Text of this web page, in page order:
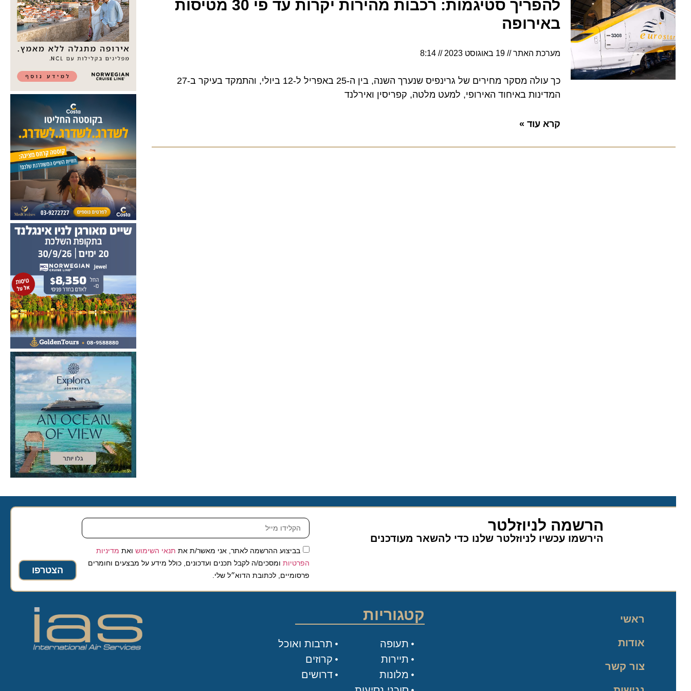
להפריך סטיגמות: רכבות מהירות יקרות עד פי 30 מטיסות
באירופה
מערכת האתר 19 באוגוסט 2023 8:14
כך עולה מסקר מחירים של גרינפיס שנערך השנה, בין ה-25 באפריל ל-12 ביולי, והתמקד בעיקר ב-27
המדינות באיחוד האירופי, למעט מלטה, קפריסין ואירלנד
קרא עוד »
הרשמה לניוזלטר
הירשמו עכשיו לניוזלטר שלנו כדי להשאר מעודכנים
בביצוע ההרשמה לאתר, אני מאשר/ת אתתנאי השימושואת מדיניות
הפרטיותומסכים/ה לקבל תכנים ועדכונים, כולל מידע על מבצעים וחומרים
פרסומיים, לכתובת הדוא״ל שלי.
הצטרפו
ראשי
אודות
צור קשר
קטגוריות
תעופה
תיירות
מלונות
תרבות ואוכל
קרוזים
דרושים